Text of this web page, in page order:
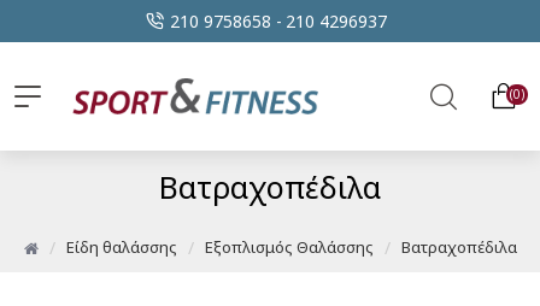
210 9758658 - 210 4296937
0
Είδη θαλάσσης Εξοπλισμός Θαλάσσης Βατραχοπέδιλα
Βατραχοπέδιλα